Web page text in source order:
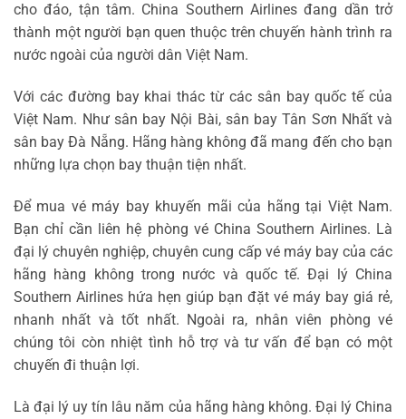
cho đáo, tận tâm. China Southern Airlines đang dần trở
thành một người bạn quen thuộc trên chuyến hành trình ra
nước ngoài của người dân Việt Nam.
Với các đường bay khai thác từ các sân bay quốc tế của
Việt Nam. Như sân bay Nội Bài, sân bay Tân Sơn Nhất và
sân bay Đà Nẵng. Hãng hàng không đã mang đến cho bạn
những lựa chọn bay thuận tiện nhất.
Để mua vé máy bay khuyến mãi của hãng tại Việt Nam.
Bạn chỉ cần liên hệ phòng vé China Southern Airlines. Là
đại lý chuyên nghiệp, chuyên cung cấp vé máy bay của các
hãng hàng không trong nước và quốc tế. Đại lý China
Southern Airlines hứa hẹn giúp bạn đặt vé máy bay giá rẻ,
nhanh nhất và tốt nhất. Ngoài ra, nhân viên phòng vé
chúng tôi còn nhiệt tình hỗ trợ và tư vấn để bạn có một
chuyến đi thuận lợi.
Là đại lý uy tín lâu năm của hãng hàng không. Đại lý China